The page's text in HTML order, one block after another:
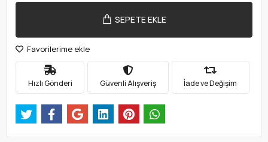
SEPETE EKLE
Favorilerime ekle
Hızlı Gönderi Güvenli Alışveriş İade ve Değişim